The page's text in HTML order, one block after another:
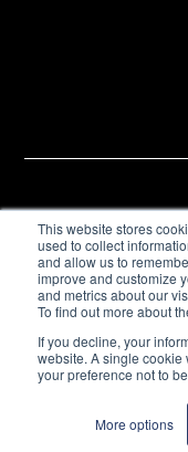
This website stores
used to collect
and allow us to
improve and customize
and metrics about our
To find out more about
If you decline, your
website. A single
your preference not to
More options